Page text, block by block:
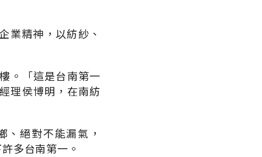
業精神，以紡紗、
。「這是台南第一
理侯博明，在南紡
絕對不能漏氣，
多台南第一。